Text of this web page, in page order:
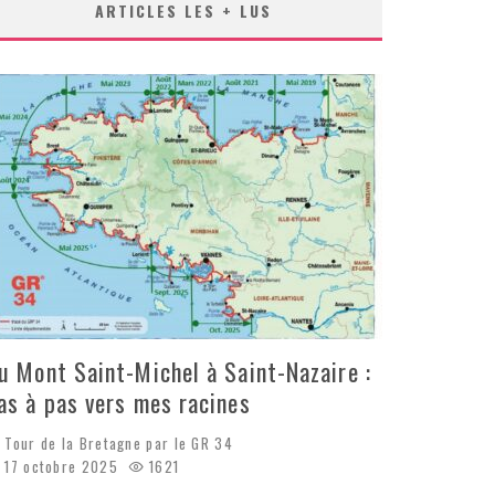
ARTICLES LES + LUS
Mont Saint-Michel à Saint-Nazaire :
à pas vers mes racines
Tour de la Bretagne par le GR 34
17 octobre 2025
1621